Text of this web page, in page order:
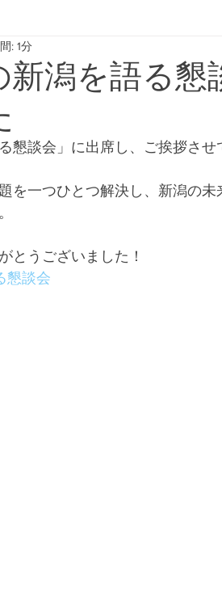
新潟を語る
: 1分
懇談会」に出席し、ご挨拶させ
を一つひとつ解決し、新潟の
とうございました！
懇談会